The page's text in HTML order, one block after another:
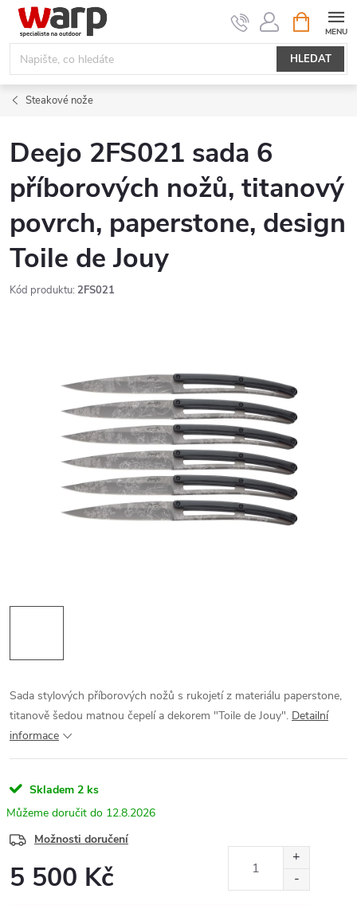
Přejít
obsah
HLEDAT
NÁKUPNÍ
KOŠÍK
Steakové nože
Deejo 2FS021 sada 6
příborových nožů, titanový
povrch, paperstone, design
Toile de Jouy
Kód produktu: 2FS021
Sada stylových příborových nožů s rukojetí z materiálu paperstone,
titanově šedou matnou čepelí a dekorem "Toile de Jouy". Detailní
informace
Skladem 2 ks
12.8.2026
Možnosti doručení
5 500 Kč